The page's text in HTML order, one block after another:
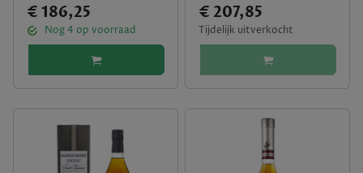
€ 186,25
Nog4 op voorraad
€ 207,85
Tijdelijk uitverkocht